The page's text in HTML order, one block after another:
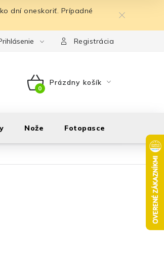
dní oneskoriť. Prípadné
Registrácia
NÁKUPNÝ
Prázdny košík
Nože Fotopasce